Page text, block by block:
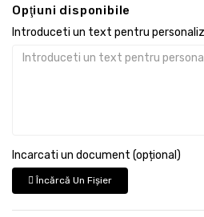
Opţiuni disponibile
Introduceti un text pentru
Incarcati un document (opțional)
Încărcă Un Fişier